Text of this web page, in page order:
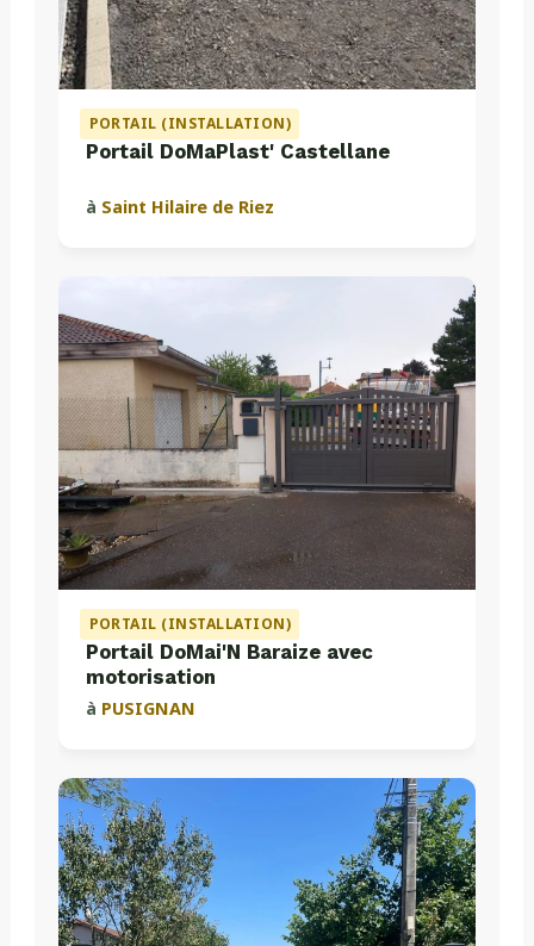
PORTAIL (INSTALLATION)
Portail DoMaPlast' Castellane
à Saint Hilaire de Riez
PORTAIL (INSTALLATION)
Portail DoMai'N Baraize avec
motorisation
à PUSIGNAN